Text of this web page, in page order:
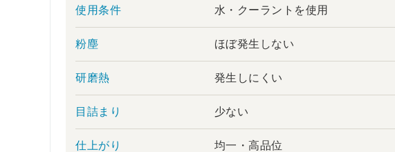
使用条件 水・クーラントを使用
粉塵 ほぼ発生しない
研磨熱 発生しにくい
目詰まり 少ない
仕上がり 均一・高品位